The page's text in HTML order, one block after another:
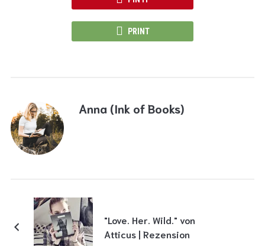
PRINT
Anna (Ink of Books)
"Love. Her. Wild." von
Atticus | Rezension